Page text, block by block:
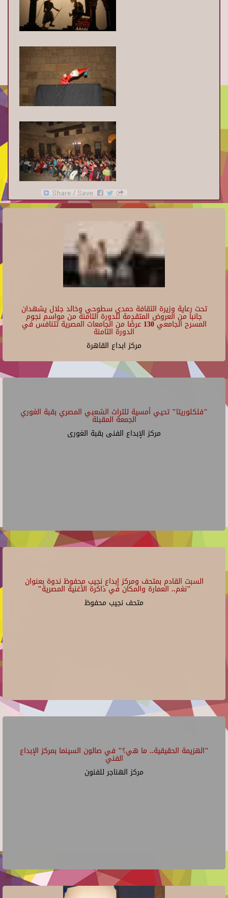
تحت رعاية وزيرة الثقافة حمدي سطوحي وخالد جلال يشهدان
جانبا من العروض المتقدمة للدورة الثامنة من مواسم نجوم
المسرح الجامعي 130 عرضًا من الجامعات المصرية تتنافس في
الدورة الثامنة
مركز ابداع القاهرة
"فلكلوريتا" تحيي أمسية للتراث الشعبي المصري بقبة الغوري
الجمعة المقبلة
مركز الإبداع الفنى بقبة الغورى
السبت القادم بمتحف ومركز إبداع نجيب محفوظ ندوة بعنوان
"نغم.. العمارة والمكان في ذاكرة الأغنية المصرية"
متحف نجيب محفوظ
"الهزيمة الحقيقية.. ما هي؟" في صالون السينما بمركز الإبداع
الفني
مركز الهناجر للفنون